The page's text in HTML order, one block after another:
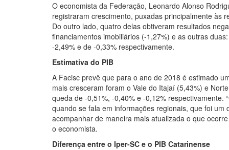
O economista da Federação, Leonardo Alonso
registraram crescimento, puxadas principalmente às
Do outro lado, quatro delas obtiveram resultados
financiamentos imobiliários (-1,27%) e as outras
-2,49% e de -0,33% respectivamente.
Estimativa do PIB
A Facisc prevê que para o ano de 2018 é estimado
mais cresceram foram o Vale do Itajaí (5,43%) e
queda de -0,51%, -0,40% e -0,12% respectivamente.
quando se fala em informações regionais, que foi
acompanhar de maneira mais atualizada o que
o economista.
Diferença entre o Iper-SC e o PIB Catarinense